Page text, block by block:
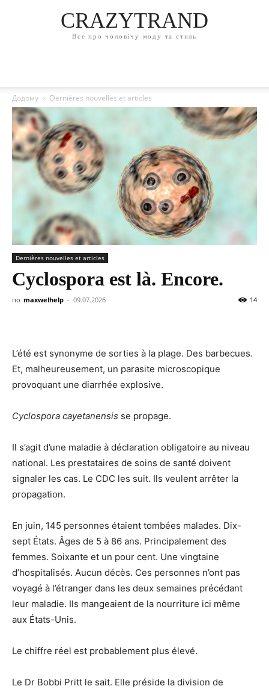
CRAZYTRAND
Все про чоловічу моду та стиль
Додому Dernières nouvelles et articles
Dernières nouvelles et articles
Cyclospora est là. Encore.
по maxwelhelp - 09.07.2026 14
L’été est synonyme de sorties à la plage. Des barbecues.
Et, malheureusement, un parasite microscopique
provoquant une diarrhée explosive.
Cyclospora cayetanensis se propage.
Il s’agit d’une maladie à déclaration obligatoire au niveau
national. Les prestataires de soins de santé doivent
signaler les cas. Le CDC les suit. Ils veulent arrêter la
propagation.
En juin, 145 personnes étaient tombées malades. Dix-
sept États. Âges de 5 à 86 ans. Principalement des
femmes. Soixante et un pour cent. Une vingtaine
d’hospitalisés. Aucun décès. Ces personnes n’ont pas
voyagé à l’étranger dans les deux semaines précédant
leur maladie. Ils mangeaient de la nourriture ici même
aux États-Unis.
Le chiffre réel est probablement plus élevé.
Le Dr Bobbi Pritt le sait. Elle préside la division de